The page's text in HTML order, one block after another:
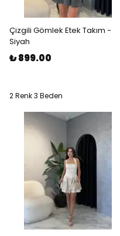
Çizgili Gömlek Etek Takım -
Siyah
₺ 899.00
2 Renk 3 Beden